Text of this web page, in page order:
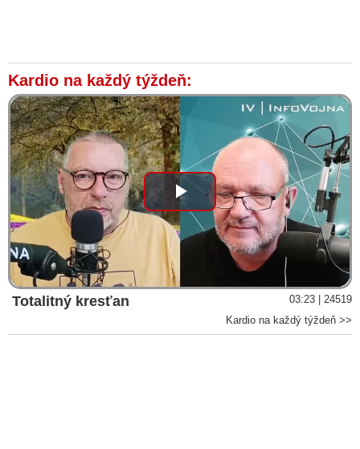
Kardio na každý týždeň:
Play
Video
Totalitný kresťan
03:23 | 24519
Kardio na každý týždeň >>